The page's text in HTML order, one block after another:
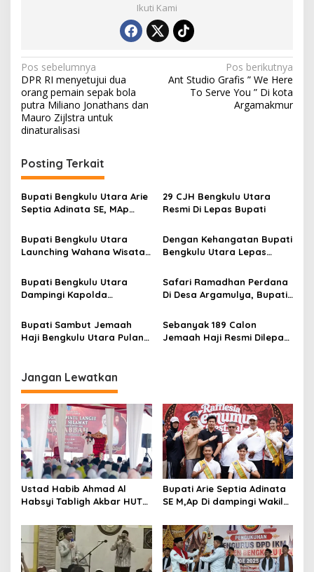
Ikuti Kami
N
a
v
i
a
s
i
o
Pos sebelumnya
DPR RI menyetujui dua
orang pemain sepak bola
putra Miliano Jonathans dan
Mauro Zijlstra untuk
dinaturalisasi
Pos berikutnya
Ant Studio Grafis ” We Here
To Serve You ” Di kota
Argamakmur
Posting Terkait
Bupati Bengkulu Utara Arie
Septia Adinata SE, MAp
Jemaah Haji Dengan Penuh
Rasa Syukur
29 CJH Bengkulu Utara
Resmi Di Lepas Bupati
Bupati Bengkulu Utara
Launching Wahana Wisata
Dengan Kehangatan Bupati
Bengkulu Utara Lepas
Menyabut Raya Nyepi
Bupati Bengkulu Utara
Dampingi Kapolda
Pertama
Safari Ramadhan Perdana
Di Desa Argamulya, Bupati
Bupati Sambut Jemaah
Haji Bengkulu Utara Pulang
Sebanyak 189 Calon
Jemaah Haji Resmi Dilepas
Jangan Lewatkan
Ustad Habib Ahmad Al
Habsyi Tabligh Akbar HUT
Utara
Bupati Arie Septia Adinata
SE M,Ap Di dampingi Wakil
Buka Raflesia Kemumu
Festival